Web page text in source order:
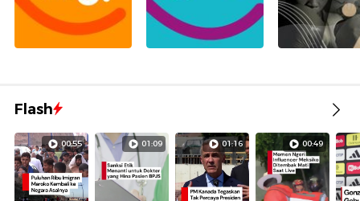
Flash
00:55 01:09 01:16 00:49